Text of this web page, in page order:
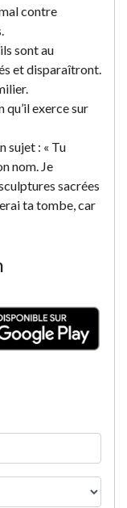
contre
sont au
et disparaîtront.
exerce sur
sujet : « Tu
nom. Je
sacrées
ta tombe, car